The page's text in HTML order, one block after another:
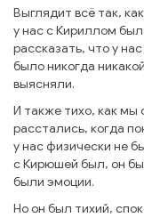
Выглядит всё так,
у нас с Кириллом
рассказать, что у
было никогда
выясняли.
И также тихо, как мы
расстались, когда
у нас физически не
с Кирюшей был, он
были эмоции.
Но он был тихий,